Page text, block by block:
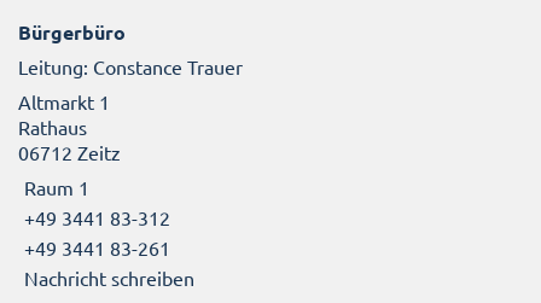
Bürgerbüro
Leitung: Constance Trauer
Altmarkt 1
Rathaus
06712 Zeitz
Raum 1
+49 3441 83-312
+49 3441 83-261
Nachricht schreiben